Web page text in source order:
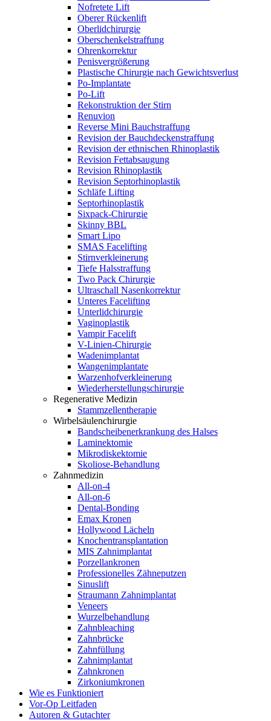
Nofretete Lift
Oberer Rückenlift
Oberlidchirurgie
Oberschenkelstraffung
Ohrenkorrektur
Penisvergrößerung
Plastische Chirurgie nach Gewichtsverlust
Po-Implantate
Po-Lift
Rekonstruktion der Stirn
Renuvion
Reverse Mini Bauchstraffung
Revision der Bauchdeckenstraffung
Revision der ethnischen Rhinoplastik
Revision Fettabsaugung
Revision Rhinoplastik
Revision Septorhinoplastik
Schläfe Lifting
Septorhinoplastik
Sixpack-Chirurgie
Skinny BBL
Smart Lipo
SMAS Facelifting
Stirnverkleinerung
Tiefe Halsstraffung
Two Pack Chirurgie
Ultraschall Nasenkorrektur
Unteres Facelifting
Unterlidchirurgie
Vaginoplastik
Vampir Facelift
V-Linien-Chirurgie
Wadenimplantat
Wangenimplantate
Warzenhofverkleinerung
Wiederherstellungschirurgie
Regenerative Medizin
Stammzellentherapie
Wirbelsäulenchirurgie
Bandscheibenerkrankung des Halses
Laminektomie
Mikrodiskektomie
Skoliose-Behandlung
Zahnmedizin
All-on-4
All-on-6
Dental-Bonding
Emax Kronen
Hollywood Lächeln
Knochentransplantation
MIS Zahnimplantat
Porzellankronen
Professionelles Zähneputzen
Sinuslift
Straumann Zahnimplantat
Veneers
Wurzelbehandlung
Zahnbleaching
Zahnbrücke
Zahnfüllung
Zahnimplantat
Zahnkronen
Zirkoniumkronen
Wie es Funktioniert
Vor-Op Leitfaden
Autoren & Gutachter